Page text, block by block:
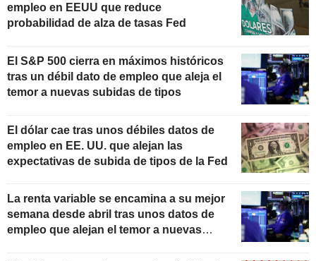
empleo en EEUU que reduce
probabilidad de alza de tasas Fed
El S&P 500 cierra en máximos históricos
tras un débil dato de empleo que aleja el
temor a nuevas subidas de tipos
El dólar cae tras unos débiles datos de
empleo en EE. UU. que alejan las
expectativas de subida de tipos de la Fed
La renta variable se encamina a su mejor
semana desde abril tras unos datos de
empleo que alejan el temor a nuevas